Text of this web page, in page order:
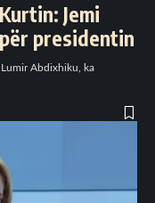
Jemi
presidentin
Lumir Abdixhiku, ka